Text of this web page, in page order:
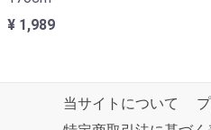
¥ 1,989
当サイトについて